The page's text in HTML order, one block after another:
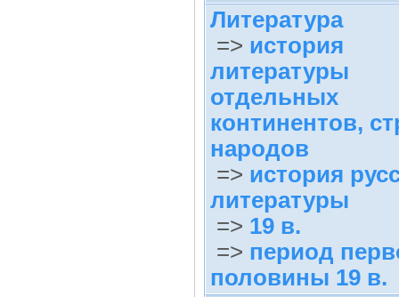
Литература
=> история
литературы
отдельных
континентов,
народов
=> история
литературы
=> 19 в.
=> период
половины 19 в.